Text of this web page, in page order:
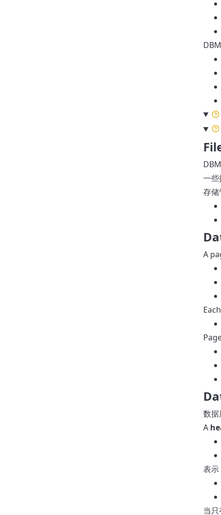
一
存储
A
数
A
表
当